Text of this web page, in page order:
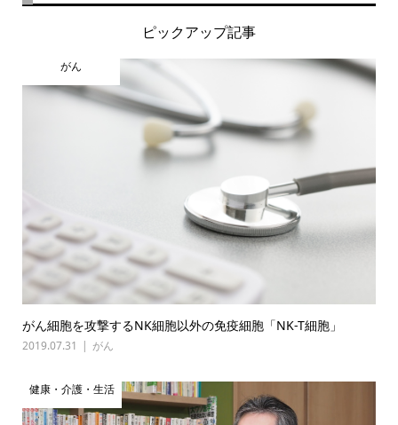
ピックアップ記事
がん
がん細胞を攻撃するNK細胞以外の免疫細胞「NK-T細胞」
2019.07.31 がん
健康・介護・生活